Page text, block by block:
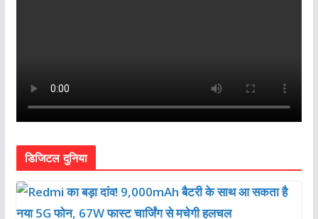
डिजिटल दुनिया